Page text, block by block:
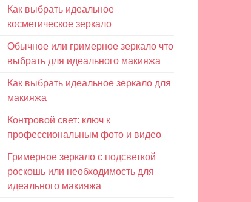
Как выбрать идеальное
косметическое зеркало
Обычное или гримерное зеркало что
выбрать для идеального макияжа
Как выбрать идеальное зеркало для
макияжа
Контровой свет: ключ к
профессиональным фото и видео
Гримерное зеркало с подсветкой
роскошь или необходимость для
идеального макияжа